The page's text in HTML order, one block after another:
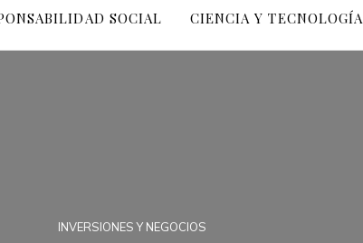
SOCIAL CIENCIA Y TECNOLOGÍA
INVERSIONES Y NEGOCIOS